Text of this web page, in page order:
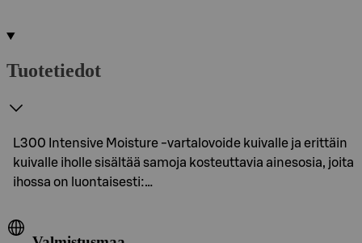
Tuotetiedot
L300 Intensive Moisture -vartalovoide kuivalle ja erittäin
kuivalle iholle sisältää samoja kosteuttavia ainesosia, joita
ihossa on luontaisesti:…